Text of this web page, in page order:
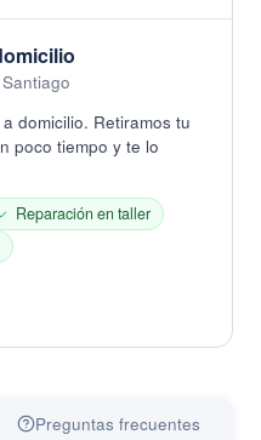
domicilio. Retiramos tu
poco tiempo y te lo
Reparación en taller
Preguntas frecuentes